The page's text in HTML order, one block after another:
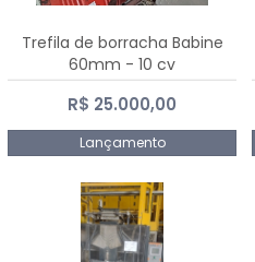
Trefila de borracha Babine
60mm - 10 cv
R$ 25.000,00
Lançamento